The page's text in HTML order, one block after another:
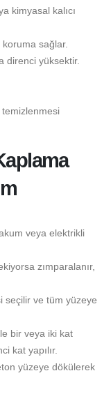
kimyasal kalıcı
sağlar.
direnci yüksektir.
veya elektrikli
zımparalanır,
seçilir ve tüm yüzeye
bir veya iki kat
kat yapılır.
yüzeye dökülerek